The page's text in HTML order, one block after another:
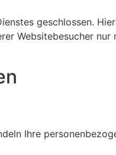
geschlossen.
Websitebesucher nur
Ihre